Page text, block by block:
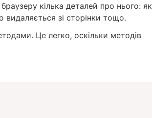
кілька деталей про нього: як
зі сторінки тощо.
Це легко, оскільки методів